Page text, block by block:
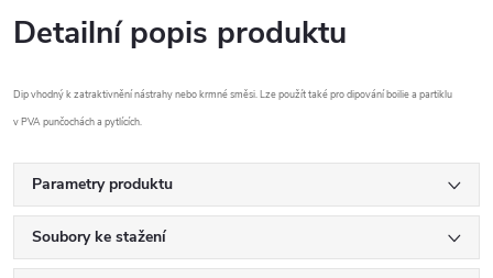
Detailní popis produktu
Dip vhodný k zatraktivnění nástrahy nebo krmné směsi. Lze použít také pro dipování boilie a partiklu
v PVA punčochách a pytlících.
Parametry produktu
Soubory ke stažení